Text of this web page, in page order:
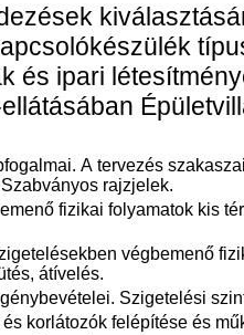
és ipari
A tervezés
rajzjelek.
fizikai folyamatok kis
végbemenő
átívelés.
Szigetelési
korlátozók felépítése és